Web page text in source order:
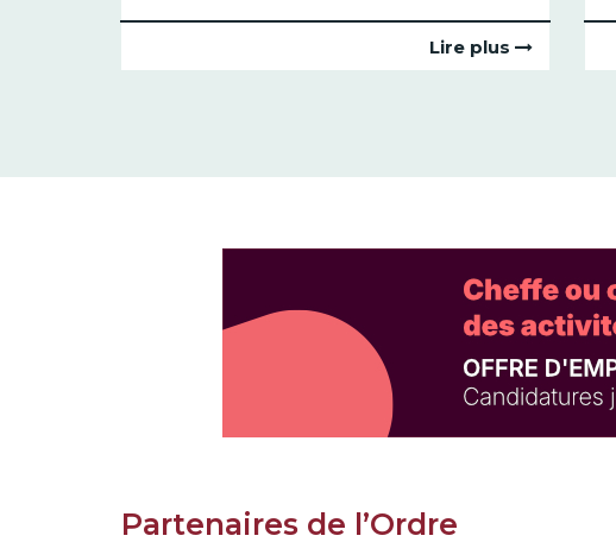
Lire plus
Partenaires de l’Ordre